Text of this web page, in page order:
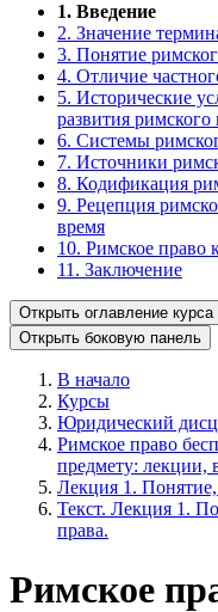
1. Введение
2. Значение
3. Понятие
4. Отличие
5. Исторические
развития римского
6. Системы
7. Источники
8. Кодификация
9. Рецепция
время
10. Римское право
11. Заключение
Открыть оглавление курса
Открыть боковую панель
В начало
Курсы
Юридический
Римское право
предмету: лекции,
Лекция 1. Понятие,
Текст. Лекция 1.
права.
Римское